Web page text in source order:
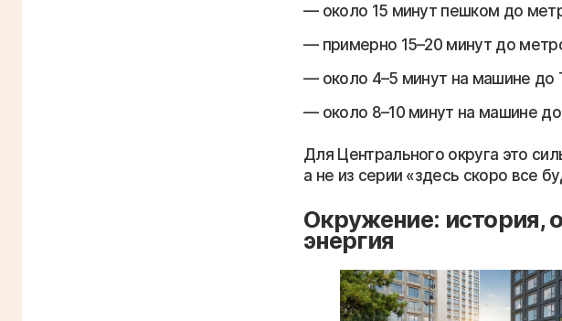
около 15 минут пешком до
примерно 15–20 минут до
около 4–5 минут на машине до
около 8–10 минут на машине
Для Центрального округа это
а не из серии «здесь скоро все
Окружение: история,
энергия